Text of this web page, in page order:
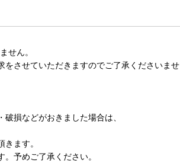
せん。
をさせていただきますのでご了承くださいませ
損などがおきました場合は、
ます。
予めご了承ください。